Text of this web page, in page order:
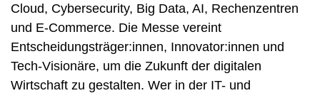
Cloud, Cybersecurity, Big Data, AI, Rechenzentren
und E-Commerce. Die Messe vereint
Entscheidungsträger:innen, Innovator:innen und
Tech-Visionäre, um die Zukunft der digitalen
Wirtschaft zu gestalten. Wer in der IT- und